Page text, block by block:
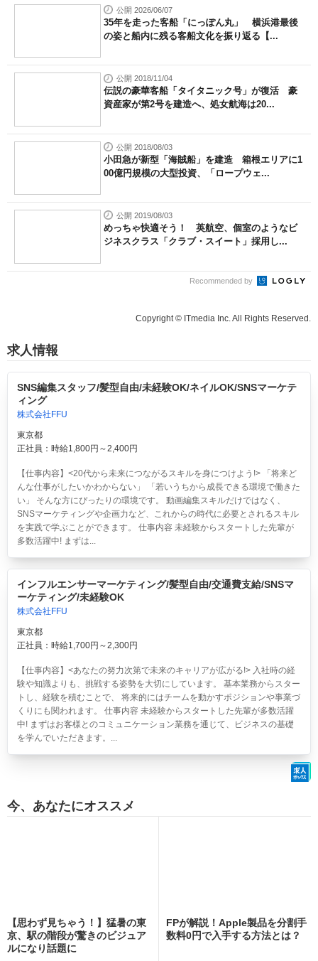
公開 2026/06/07
35年を走った客船「にっぽん丸」 横浜港最後
の姿と船内に残る客船文化を振り返る【...
公開 2018/11/04
伝説の豪華客船「タイタニック号」が復活 豪
資産家が第2号を建造へ、処女航海は20...
公開 2018/08/03
小田急が新型「海賊船」を建造 箱根エリアに1
00億円規模の大型投資、「ロープウェ...
公開 2019/08/03
めっちゃ快適そう！ 英航空、個室のようなビ
ジネスクラス「クラブ・スイート」採用し...
Recommended by
Copyright © ITmedia Inc. All Rights Reserved.
求人情報
SNS編集スタッフ/髪型自由/未経験OK/ネイルOK/SNSマーケテ
ィング
株式会社FFU
東京都
正社員：時給1,800円～2,400円
【仕事内容】<20代から未来につながるスキルを身につけよう!> 「将来ど
んな仕事がしたいかわからない」 「若いうちから成長できる環境で働きた
い」 そんな方にぴったりの環境です。 動画編集スキルだけではなく、
SNSマーケティングや企画力など、これからの時代に必要とされるスキル
を実践で学ぶことができます。 仕事内容 未経験からスタートした先輩が
多数活躍中! まずは...
インフルエンサーマーケティング/髪型自由/交通費支給/SNSマ
ーケティング/未経験OK
株式会社FFU
東京都
正社員：時給1,700円～2,300円
【仕事内容】<あなたの努力次第で未来のキャリアが広がる!> 入社時の経
験や知識よりも、挑戦する姿勢を大切にしています。 基本業務からスター
トし、経験を積むことで、 将来的にはチームを動かすポジションや事業づ
くりにも関われます。 仕事内容 未経験からスタートした先輩が多数活躍
中! まずはお客様とのコミュニケーション業務を通じて、ビジネスの基礎
を学んでいただきます。...
今、あなたにオススメ
【思わず見ちゃう！】猛暑の東
京、駅の階段が驚きのビジュア
ルになり話題に
FPが解説！Apple製品を分割手
数料0円で入手する方法とは？